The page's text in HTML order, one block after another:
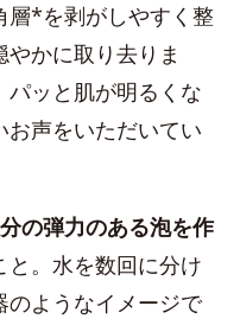
層*を剥がしやすく整
かに取り去りま
ッと肌が明るくな
お声をいただいてい
の弾力のある泡を作
と。水を数回に分け
のようなイメージで